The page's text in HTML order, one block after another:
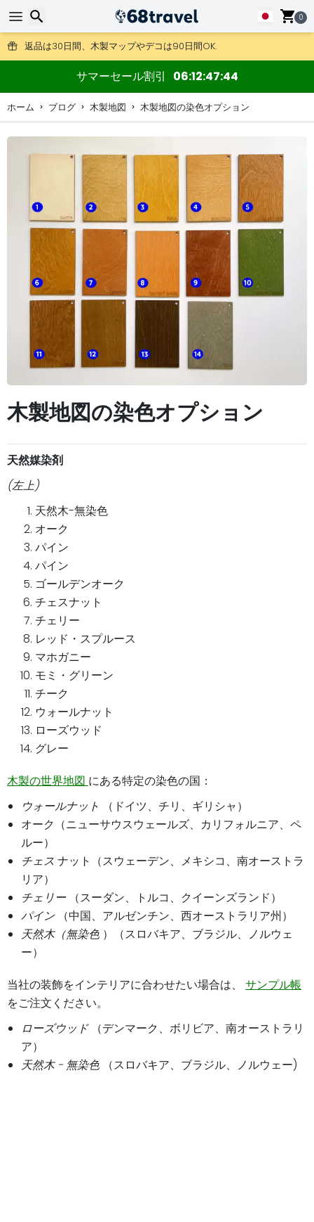
0
DHL Expressもご利用いただけます。
返品は30日間、木製マップやデコは90日間OK.
サマーセール割引 06 12 47 43
ホーム ブログ 木製地図 木製地図の染色オプション
木製地図の染色オプション
天然媒染剤
(左上)
天然木-無染色
オーク
パイン
パイン
ゴールデンオーク
チェスナット
チェリー
レッド・スプルース
マホガニー
モミ・グリーン
チーク
ウォールナット
ローズウッド
グレー
木製の世界地図 にある特定の染色の国：
ウォールナット
（ドイツ、チリ、ギリシャ）
オーク（ニューサウスウェールズ、カリフォルニア、ペ
ルー）
チェス ナット（スウェーデン、メキシコ、南オーストラ
リア）
チェリー （スーダン、トルコ、クイーンズランド）
パイン （中国、アルゼンチン、西オーストラリア州）
天然木（無染色 ）（スロバキア、ブラジル、ノルウェ
ー）
当社の装飾をインテリアに合わせたい場合は、 サンプル帳
をご注文ください。
ローズウッド （デンマーク、ボリビア、南オーストラリ
ア）
天然木 - 無染色
（スロバキア、ブラジル、ノルウェー)
検索